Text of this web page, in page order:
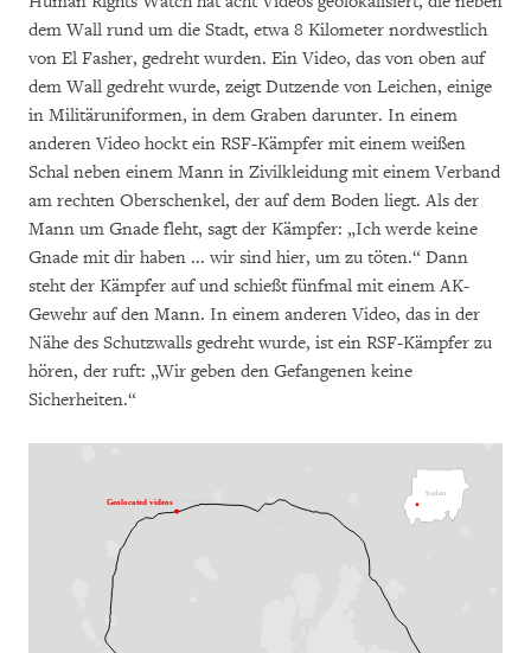
dem Wall rund um die Stadt, etwa 8 Kilometer nordwestlich
von El Fasher, gedreht wurden. Ein Video, das von oben auf
dem Wall gedreht wurde, zeigt Dutzende von Leichen, einige
in Militäruniformen, in dem Graben darunter. In einem
anderen Video hockt ein RSF-Kämpfer mit einem weißen
Schal neben einem Mann in Zivilkleidung mit einem Verband
am rechten Oberschenkel, der auf dem Boden liegt. Als der
Mann um Gnade fleht, sagt der Kämpfer: „Ich werde keine
Gnade mit dir haben ... wir sind hier, um zu töten.“ Dann
steht der Kämpfer auf und schießt fünfmal mit einem AK-
Gewehr auf den Mann. In einem anderen Video, das in der
Nähe des Schutzwalls gedreht wurde, ist ein RSF-Kämpfer zu
hören, der ruft: „Wir geben den Gefangenen keine
Sicherheiten.“